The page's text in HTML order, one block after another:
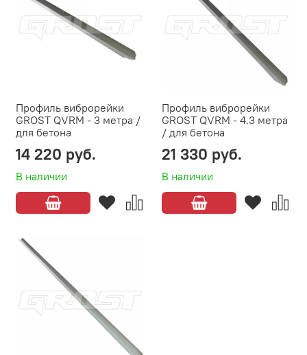
Профиль виброрейки
GROST QVRM - 3 метра /
для бетона
В наличии
14 220 руб.
Профиль виброрейки
GROST QVRM - 4.3 метра
/ для бетона
В наличии
21 330 руб.